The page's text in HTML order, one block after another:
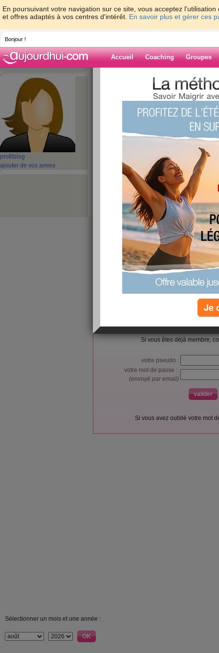
En poursuivant votre navigation sur ce site, vous acceptez
et offres adaptés à vos centres d'intérêt. En savoir plus et gérer ces
Bonjour !
Accueil Coaching Groupes
profil blog
ajouter de vos amies
>
> What
microcontrollers, 32 bit, pic embedded
Blog de
What is a
programming
bit, pic embedded
publié le 24/10/2024 à 05:51
STM32F Series 2 MB Flash 256 KB RAM 100
https://www.futureelectronics.com/p/
bit/stm32f429zit6tr-stmicroelectronics-8101935
L’accès et l’utilisation du forum sont
Si vous êtes déjà membre,
votre pseudo :
votre mot de passe :
(envoyé par email)
Si vous avez oublié votre mot
Sélectionner un mois et une année :
Je